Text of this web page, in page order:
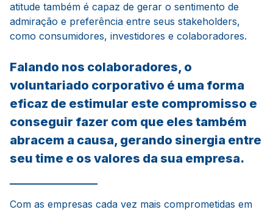
atitude também é capaz de gerar o sentimento de
admiração e preferência entre seus stakeholders,
como consumidores, investidores e colaboradores.
Falando nos colaboradores, o
voluntariado corporativo é uma forma
eficaz de estimular este compromisso e
conseguir fazer com que eles também
abracem a causa, gerando sinergia entre
seu time e os valores da sua empresa.
Com as empresas cada vez mais comprometidas em